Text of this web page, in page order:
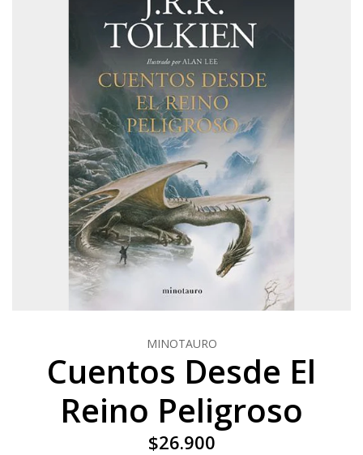
MINOTAURO
Cuentos Desde El
Reino Peligroso
$26.900